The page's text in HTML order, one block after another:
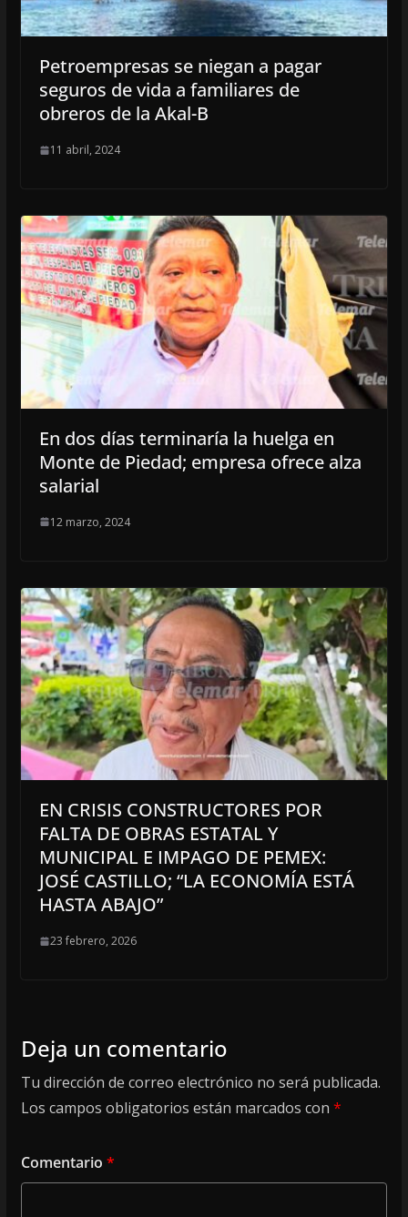
Petroempresas se niegan a pagar
seguros de vida a familiares de
obreros de la Akal-B
11 abril, 2024
En dos días terminaría la huelga en
Monte de Piedad; empresa ofrece alza
salarial
12 marzo, 2024
EN CRISIS CONSTRUCTORES POR
FALTA DE OBRAS ESTATAL Y
MUNICIPAL E IMPAGO DE PEMEX:
JOSÉ CASTILLO; “LA ECONOMÍA ESTÁ
HASTA ABAJO”
23 febrero, 2026
Deja un comentario
Tu dirección de correo electrónico no será publicada.
Los campos obligatorios están marcados con *
Comentario *